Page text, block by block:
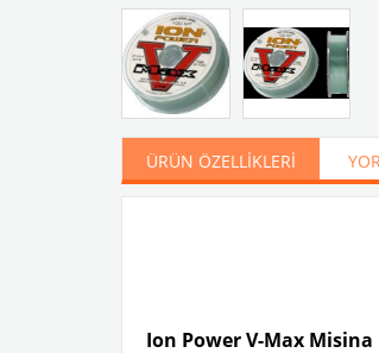
ÜRÜN ÖZELLIKLERI
Ion Power V-Max